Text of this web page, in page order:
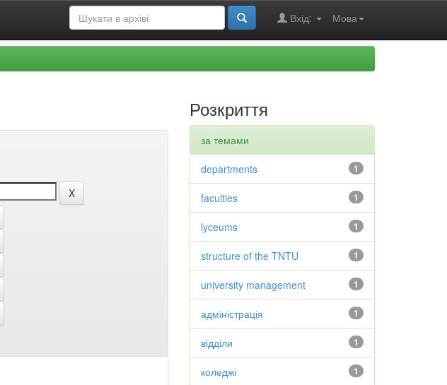
Мова
Вхід:
Розкриття
за темами
1
departments
1
faculties
1
lyceums
1
structure of the TNTU
1
university management
1
адміністрація
1
відділи
1
коледжі